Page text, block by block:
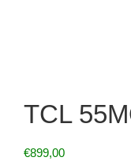
TCL
€899,00